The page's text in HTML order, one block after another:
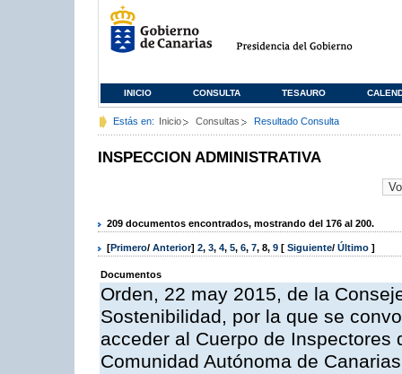
INICIO CONSULTA TESAURO
Estás en: Inicio Consultas Resultado Consulta
INSPECCION ADMINISTRATIVA
209 documentos encontrados, mostrando del 176 al 200.
[Primero/ Anterior] 2, 3, 4, 5, 6, 7, 8, 9 [ Siguiente/ Último ]
Documentos
Orden, 22 may 2015, de la
Sostenibilidad, por la que se
acceder al Cuerpo de
Comunidad Autónoma de Canarias